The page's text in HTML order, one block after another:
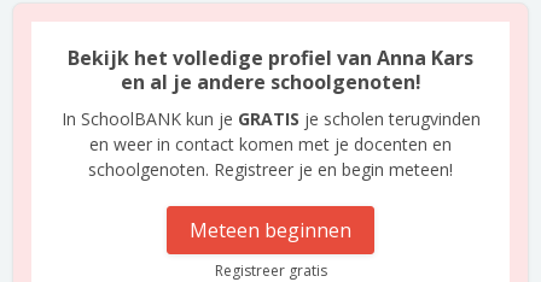
Bekijk het volledige profiel van Anna Kars
en al je andere schoolgenoten!
In SchoolBANK kun je GRATIS je scholen terugvinden
en weer in contact komen met je docenten en
schoolgenoten. Registreer je en begin meteen!
Meteen beginnen
Registreer gratis